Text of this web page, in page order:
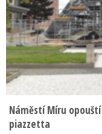
Náměstí Míru
piazzetta